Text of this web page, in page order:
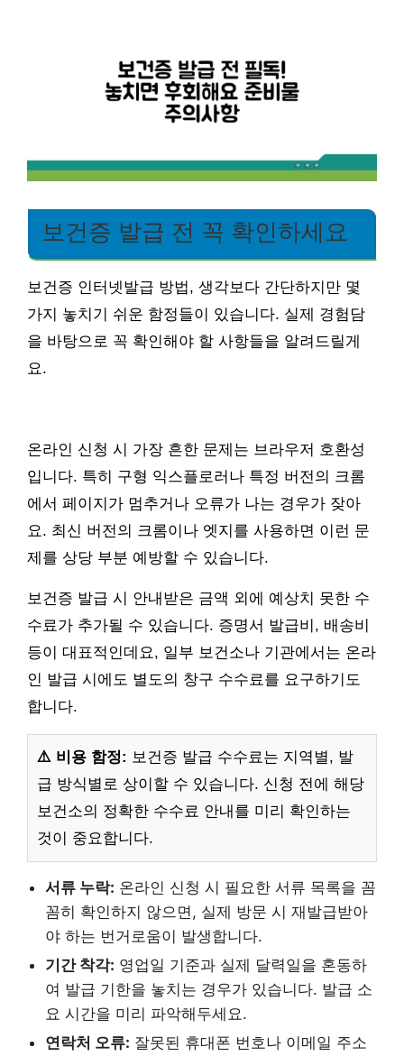
보건증 발급 전 꼭 확인하세요
보건증 인터넷발급 방법, 생각보다 간단하지만 몇
가지 놓치기 쉬운 함정들이 있습니다. 실제 경험담
을 바탕으로 꼭 확인해야 할 사항들을 알려드릴게
요.
온라인 신청 시 가장 흔한 문제는 브라우저 호환성
입니다. 특히 구형 익스플로러나 특정 버전의 크롬
에서 페이지가 멈추거나 오류가 나는 경우가 잦아
요. 최신 버전의 크롬이나 엣지를 사용하면 이런 문
제를 상당 부분 예방할 수 있습니다.
보건증 발급 시 안내받은 금액 외에 예상치 못한 수
수료가 추가될 수 있습니다. 증명서 발급비, 배송비
등이 대표적인데요, 일부 보건소나 기관에서는 온라
인 발급 시에도 별도의 창구 수수료를 요구하기도
합니다.
⚠️ 비용 함정: 보건증 발급 수수료는 지역별, 발
급 방식별로 상이할 수 있습니다. 신청 전에 해당
보건소의 정확한 수수료 안내를 미리 확인하는
것이 중요합니다.
서류 누락: 온라인 신청 시 필요한 서류 목록을 꼼
꼼히 확인하지 않으면, 실제 방문 시 재발급받아
야 하는 번거로움이 발생합니다.
기간 착각: 영업일 기준과 실제 달력일을 혼동하
여 발급 기한을 놓치는 경우가 있습니다. 발급 소
요 시간을 미리 파악해두세요.
연락처 오류: 잘못된 휴대폰 번호나 이메일 주소